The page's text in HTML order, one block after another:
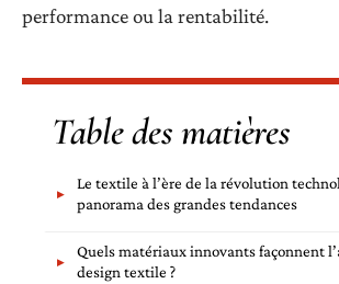
performance ou la rentabilité.
Table des matières
Le textile à l’ère de la révolution
panorama des grandes tendances
Quels matériaux innovants façonnent
design textile ?